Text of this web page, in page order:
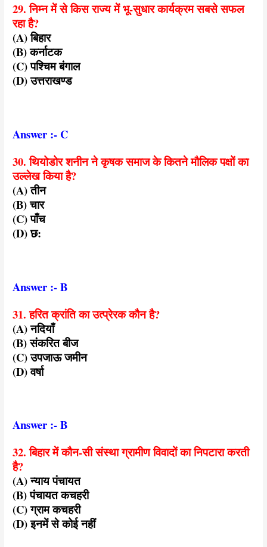
29. निम्न में से किस राज्य में भू-सुधार कार्यक्रम सबसे सफल
रहा है?
(A) बिहार
(B) कर्नाटक
(C) पश्चिम बंगाल
(D) उत्तराखण्ड
Answer :- C
30. थियोडोर शनीन ने कृषक समाज के कितने मौलिक पक्षों का
उल्लेख किया है?
(A) तीन
(B) चार
(C) पाँच
(D) छ:
Answer :- B
31. हरित क्रांति का उत्प्रेरक कौन है?
(A) नदियाँ
(B) संकरित बीज
(C) उपजाऊ जमीन
(D) वर्षा
Answer :- B
32. बिहार में कौन-सी संस्था ग्रामीण विवादों का निपटारा करती
है?
(A) न्याय पंचायत
(B) पंचायत कचहरी
(C) ग्राम कचहरी
(D) इनमें से कोई नहीं